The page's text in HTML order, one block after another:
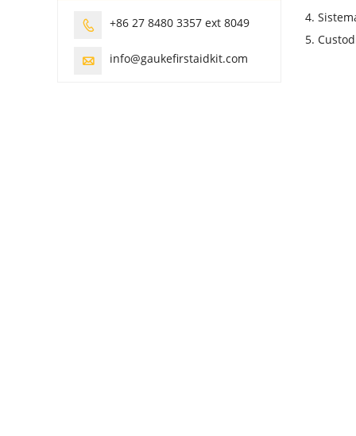
4.
5.
 +86 27 8480 3357 ext 8049
 info@gaukefirstaidkit.com